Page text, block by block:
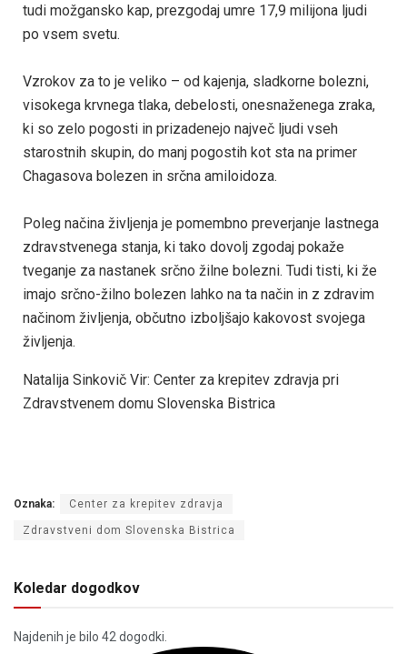
tudi možgansko kap, prezgodaj umre 17,9 milijona ljudi
po vsem svetu.
Vzrokov za to je veliko – od kajenja, sladkorne bolezni,
visokega krvnega tlaka, debelosti, onesnaženega zraka,
ki so zelo pogosti in prizadenejo največ ljudi vseh
starostnih skupin, do manj pogostih kot sta na primer
Chagasova bolezen in srčna amiloidoza.
Poleg načina življenja je pomembno preverjanje lastnega
zdravstvenega stanja, ki tako dovolj zgodaj pokaže
tveganje za nastanek srčno žilne bolezni. Tudi tisti, ki že
imajo srčno-žilno bolezen lahko na ta način in z zdravim
načinom življenja, občutno izboljšajo kakovost svojega
življenja.
Natalija Sinkovič Vir: Center za krepitev zdravja pri
Zdravstvenem domu Slovenska Bistrica
Oznaka: Center za krepitev zdravja
Zdravstveni dom Slovenska Bistrica
Koledar dogodkov
Najdenih je bilo 42 dogodki.